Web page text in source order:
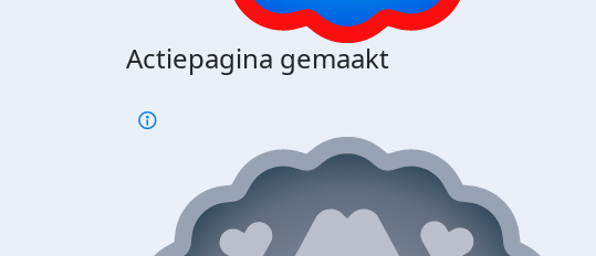
Actiepagina gemaakt